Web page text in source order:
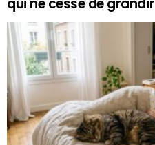
qui ne cesse de grandir